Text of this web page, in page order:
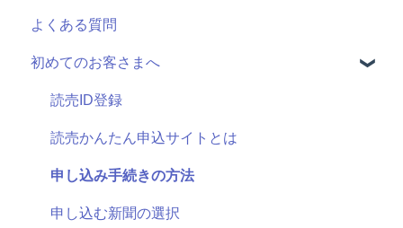
よくある質問
初めてのお客さまへ
読売ID登録
読売かんたん申込サイトとは
申し込み手続きの方法
申し込む新聞の選択